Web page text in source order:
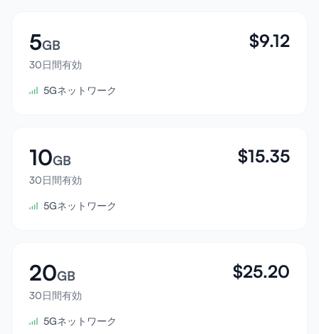
5GB
30日間有効
$9.12
5Gネットワーク
10GB
30日間有効
$15.35
5Gネットワーク
20GB
30日間有効
$25.20
5Gネットワーク